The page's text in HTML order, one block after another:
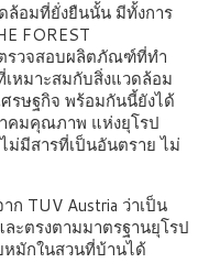
ล้อมที่ยั่งยืนนั้น มีทั้งการ
FOREST
ตรวจสอบผลิตภัณฑ์ที่ทำ
หมาะสมกับสิ่งแวดล้อม
รษฐกิจ พร้อมกันนี้ยังได้
คมคุณภาพ แห่งยุโรป
ม่มีสารที่เป็นอันตราย ไม่
ก TUV Austria ว่าเป็น
ะตรงตามมาตรฐานยุโรป
มักในสวนที่บ้านได้